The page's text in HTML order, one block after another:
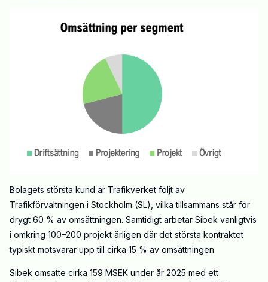
Bolagets största kund är Trafikverket följt av
Trafikförvaltningen i Stockholm (SL), vilka tillsammans står för
drygt 60 % av omsättningen. Samtidigt arbetar Sibek vanligtvis
i omkring 100–200 projekt årligen där det största kontraktet
typiskt motsvarar upp till cirka 15 % av omsättningen.
Sibek omsatte cirka 159 MSEK under år 2025 med ett